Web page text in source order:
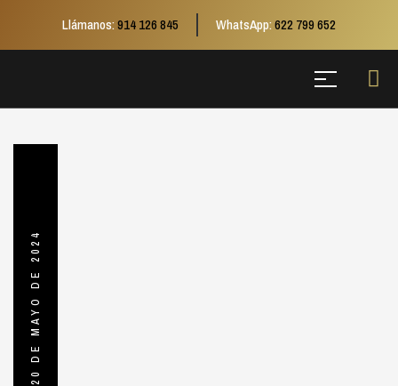
Llámanos:914 126 845 WhatsApp:622 799 652
20 DE MAYO DE 2024